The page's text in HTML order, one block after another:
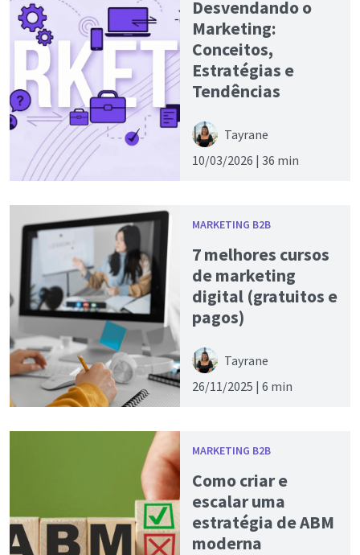
Desvendando o
Marketing:
Conceitos,
Estratégias e
Tendências
Tayrane
10/03/2026 | 36 min
MARKETING B2B
7 melhores cursos
de marketing
digital (gratuitos e
pagos)
Tayrane
26/11/2025 | 6 min
MARKETING B2B
Como criar e
escalar uma
estratégia de ABM
moderna